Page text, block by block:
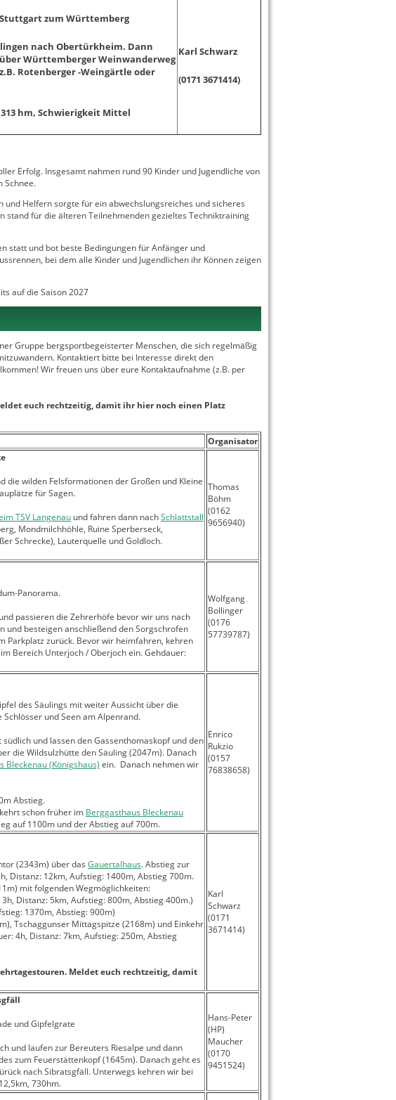
zum Württemberg
nach Obertürkheim. Dann
Württemberger Weinwanderweg
Rotenberger -Weingärtle oder
hm, Schwierigkeit Mittel
Karl Schwarz
(0171 3671414)
Erfolg. Insgesamt nahmen rund 90 Kinder und Jugendliche von
Schnee.
Helfern sorgte für ein abwechslungsreiches und sicheres
stand für die älteren Teilnehmenden gezieltes Techniktraining
statt und bot beste Bedingungen für Anfänger und
bei dem alle Kinder und Jugendlichen ihr Können zeigen
auf die Saison 2027
Gruppe bergsportbegeisterter Menschen, die sich regelmäßig
Kontaktiert bitte bei Interesse direkt den
Wir freuen uns über eure Kontaktaufnahme (z.B. per
euch rechtzeitig, damit ihr hier noch einen Platz
Organisator
die wilden Felsformationen der Großen und Kleine
für Sagen.
TSV Langenau und fahren dann nachSchlattstall
Mondmilchhöhle, Ruine Sperberseck,
Schrecke), Lauterquelle und Goldloch.
Thomas
Böhm
(0162
9656940)
Panorama.
passieren die Zehrerhöfe bevor wir uns nach
und besteigen anschließend den Sorgschrofen
Parkplatz zurück. Bevor wir heimfahren, kehren
Bereich Unterjoch / Oberjoch ein. Gehdauer:
Wolfgang
Bollinger
(0176
57739787)
des Säulings mit weiter Aussicht über die
und Seen am Alpenrand.
südlich und lassen den Gassenthomaskopf und den
die Wildsulzhütte den Säuling (2047m). Danach
Bleckenau (Königshaus) ein. Danach nehmen wir
Abstieg.
schon früher im Berggasthaus Bleckenau
auf 1100m und der Abstieg auf 700m.
Enrico
Rukzio
(0157
76838658)
(2343m) über das Gauertalhaus. Abstieg zur
Distanz: 12km, Aufstieg: 1400m, Abstieg 700m.
mit folgenden Wegmöglichkeiten:
Distanz: 5km, Aufstieg: 800m, Abstieg 400m.)
1370m, Abstieg: 900m)
Tschaggunser Mittagspitze (2168m) und Einkehr
4h, Distanz: 7km, Aufstieg: 250m, Abstieg
Meldet euch rechtzeitig, damit
Karl
Schwarz
(0171
3671414)
und Gipfelgrate
und laufen zur Bereuters Riesalpe und dann
zum Feuerstättenkopf (1645m). Danach geht es
nach Sibratsgfäll. Unterwegs kehren wir bei
730hm.
Hans-Peter
(HP)
Maucher
(0170
9451524)